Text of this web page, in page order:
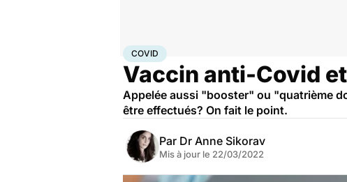
AccueilSanté
COVID
Vaccin anti-Covid
Appelée aussi "booster" ou "quatrième
être effectués? On fait le point.
Par Dr Anne Sikorav
Mis à jour le 22/03/2022